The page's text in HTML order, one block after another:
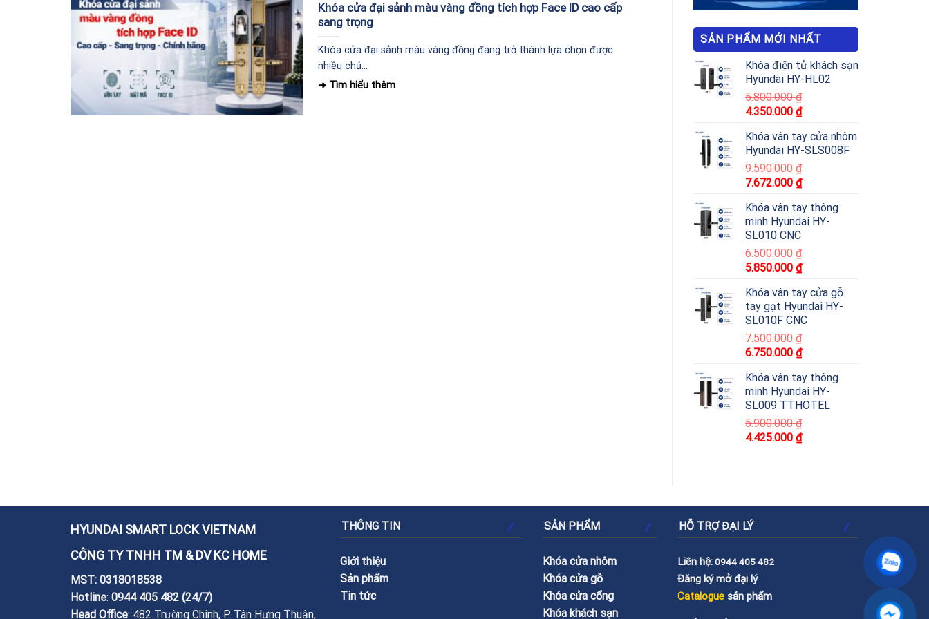
Khóa cửa đại sảnh màu vàng đồng tích hợp Face ID cao cấp
sang trọng
Khóa cửa đại sảnh màu vàng đồng đang trở thành lựa chọn được
nhiều chủ...
SẢN PHẨM MỚI NHẤT
Khóa điện tử khách sạn
Hyundai HY-HL02
5.800.000₫
4.350.000 ₫
Khóa vân tay cửa nhôm
Hyundai HY-SLS008F
9.590.000₫
7.672.000 ₫
Khóa vân tay thông
minh Hyundai HY-
SL010 CNC
6.500.000₫
5.850.000 ₫
Khóa vân tay cửa gỗ
tay gạt Hyundai HY-
SL010F CNC
7.500.000₫
6.750.000 ₫
Khóa vân tay thông
minh Hyundai HY-
SL009 TTHOTEL
5.900.000₫
4.425.000 ₫
HYUNDAI SMART LOCK VIETNAM
CÔNG TY TNHH TM & DV KC HOME
MST: 0318018538
Hotline: 0944 405 482 (24/7)
Head Office: 482 Trường Chinh, P. Tân Hưng Thuận,
THÔNG TIN
Giới thiệu
Sản phẩm
Tin tức
SẢN PHẨM
Khóa cửa nhôm
Khóa cửa gỗ
Khóa cửa cổng
Khóa khách sạn
HỖ TRỢ ĐẠI LÝ
Liên hệ:0944 405 482
Đăng ký mở đại lý
Cataloguesản phẩm